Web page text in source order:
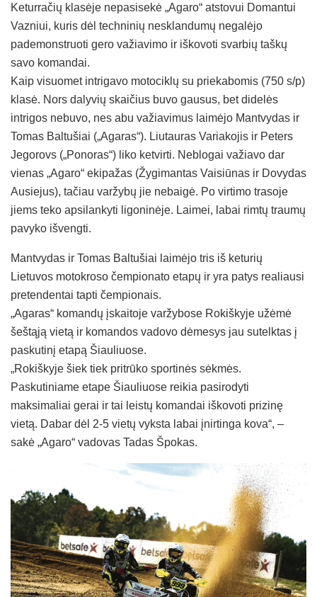
Keturračių klasėje nepasisekė „Agaro“ atstovui Domantui
Vazniui, kuris dėl techninių nesklandumų negalėjo
pademonstruoti gero važiavimo ir iškovoti svarbių taškų
savo komandai.
Kaip visuomet intrigavo motociklų su priekabomis (750 s/p)
klasė. Nors dalyvių skaičius buvo gausus, bet didelės
intrigos nebuvo, nes abu važiavimus laimėjo Mantvydas ir
Tomas Baltušiai („Agaras“). Liutauras Variakojis ir Peters
Jegorovs („Ponoras“) liko ketvirti. Neblogai važiavo dar
vienas „Agaro“ ekipažas (Žygimantas Vaisiūnas ir Dovydas
Ausiejus), tačiau varžybų jie nebaigė. Po virtimo trasoje
jiems teko apsilankyti ligoninėje. Laimei, labai rimtų traumų
pavyko išvengti.
Mantvydas ir Tomas Baltušiai laimėjo tris iš keturių
Lietuvos motokroso čempionato etapų ir yra patys realiausi
pretendentai tapti čempionais.
„Agaras“ komandų įskaitoje varžybose Rokiškyje užėmė
šeštąją vietą ir komandos vadovo dėmesys jau sutelktas į
paskutinį etapą Šiauliuose.
„Rokiškyje šiek tiek pritrūko sportinės sėkmės.
Paskutiniame etape Šiauliuose reikia pasirodyti
maksimaliai gerai ir tai leistų komandai iškovoti prizinę
vietą. Dabar dėl 2-5 vietų vyksta labai įnirtinga kova“, –
sakė „Agaro“ vadovas Tadas Špokas.